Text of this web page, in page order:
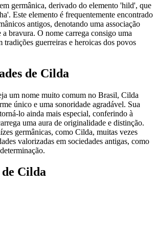
germânica, derivado do elemento 'hild', que
Este elemento é frequentemente encontrado
antigos, denotando uma associação
a bravura. O nome carrega consigo uma
tradições guerreiras e heroicas dos povos
de Cilda
um nome muito comum no Brasil, Cilda
único e uma sonoridade agradável. Sua
lo ainda mais especial, conferindo à
uma aura de originalidade e distinção.
germânicas, como Cilda, muitas vezes
valorizadas em sociedades antigas, como
de Cilda